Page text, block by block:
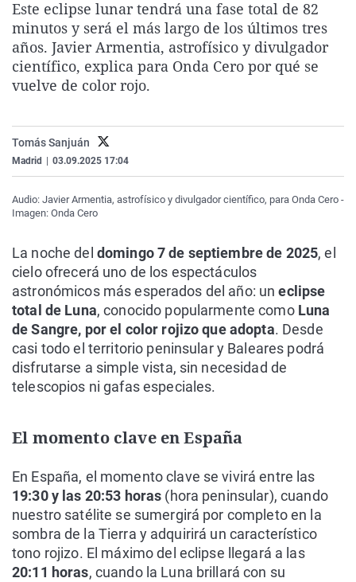
La rosa de los vientos
Gente viajera
Como el perro y el
Caso
Retornados
Equipo de
Extremadura
Galicia
La Rioja
País Vasco
Virales
Televisión
Elecciones
Este eclipse lunar tendrá una fase total de 82
minutos y será el más largo de los últimos tres
años. Javier Armentia, astrofísico y divulgador
científico, explica para Onda Cero por qué se
vuelve de color rojo.
Tomás Sanjuán
Madrid 03.09.2025 17:04
Audio: Javier Armentia, astrofísico y divulgador científico, para Onda Cero -
Imagen: Onda Cero
La noche del domingo 7 de septiembre de 2025, el
cielo ofrecerá uno de los espectáculos
astronómicos más esperados del año: uneclipse
total de Luna, conocido popularmente como Luna
de Sangre, por el color rojizo que adopta. Desde
casi todo el territorio peninsular y Baleares podrá
disfrutarse a simple vista, sin necesidad de
telescopios ni gafas especiales.
El momento clave en España
En España, el momento clave se vivirá entre las
19:30 y las 20:53 horas (hora peninsular), cuando
nuestro satélite se sumergirá por completo en la
sombra de la Tierra y adquirirá un característico
tono rojizo. El máximo del eclipse llegará a las
20:11 horas, cuando la Luna brillará con su